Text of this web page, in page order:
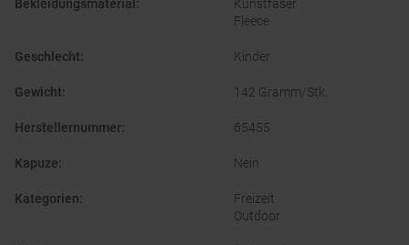
Bekleidungsmaterial :
Kunstfaser
Fleece
Geschlecht: Kinder
Gewicht: 142 Gramm/Stk.
Herstellernummer: 65455
Kapuze: Nein
Kategorien:
Freizeit
Outdoor